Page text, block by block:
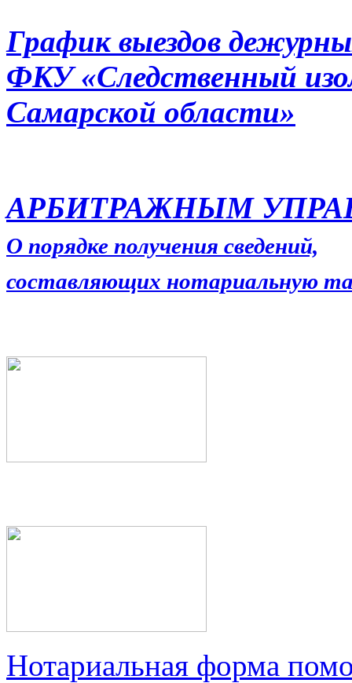
График выездов
ФКУ «Следственный
Самарской области»
АРБИТРАЖНЫМ
О порядке получения сведений,
составляющих нотариальную
Нотариальная форма